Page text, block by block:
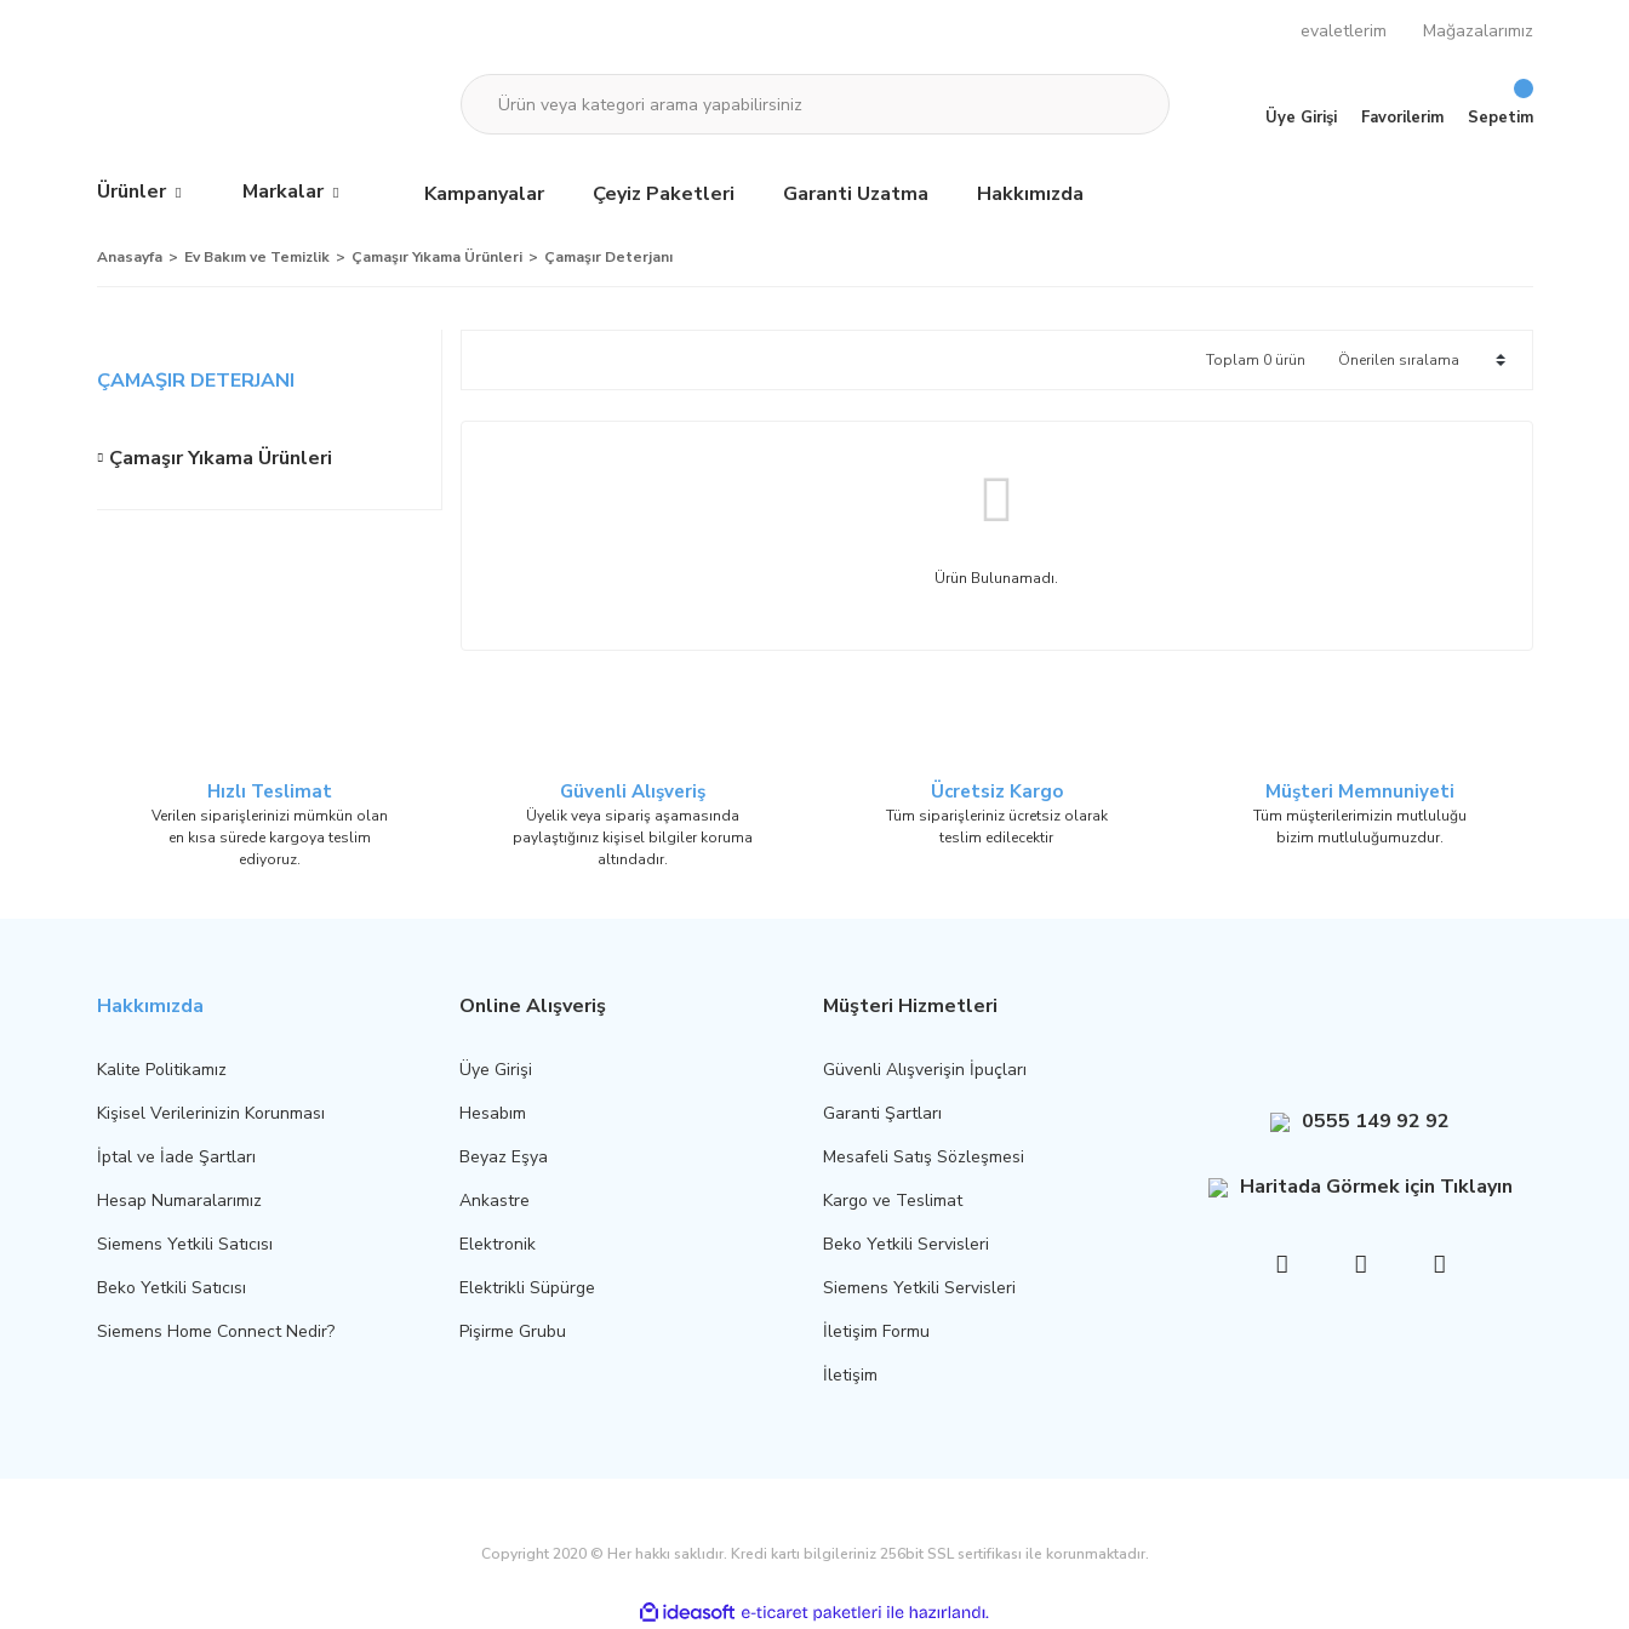
evaletlerim Mağazalarımız
Üye Girişi Favorilerim Sepetim
Ürünler Markalar Kampanyalar Çeyiz Paketleri Garanti Uzatma Hakkımızda
Anasayfa Ev Bakım ve Temizlik Çamaşır Yıkama Ürünleri Çamaşır Deterjanı
ÇAMAŞIR DETERJANI
Çamaşır Yıkama Ürünleri
Toplam 0 ürün
Ürün Bulunamadı.
Hızlı Teslimat
Verilen siparişlerinizi mümkün olan
en kısa sürede kargoya teslim
ediyoruz.
Güvenli Alışveriş
Üyelik veya sipariş aşamasında
paylaştığınız kişisel bilgiler koruma
altındadır.
Ücretsiz Kargo
Tüm siparişleriniz ücretsiz olarak
teslim edilecektir
Müşteri Memnuniyeti
Tüm müşterilerimizin mutluluğu
bizim mutluluğumuzdur.
Hakkımızda
Kalite Politikamız
Kişisel Verilerinizin Korunması
İptal ve İade Şartları
Hesap Numaralarımız
Siemens Yetkili Satıcısı
Beko Yetkili Satıcısı
Siemens Home Connect Nedir?
Online Alışveriş
Üye Girişi
Hesabım
Beyaz Eşya
Ankastre
Elektronik
Elektrikli Süpürge
Pişirme Grubu
Müşteri Hizmetleri
Güvenli Alışverişin İpuçları
Garanti Şartları
Mesafeli Satış Sözleşmesi
Kargo ve Teslimat
Beko Yetkili Servisleri
Siemens Yetkili Servisleri
İletişim Formu
İletişim
0555 149 92 92
Haritada Görmek için Tıklayın
Copyright 2020 © Her hakkı saklıdır. Kredi kartı bilgileriniz 256bit SSL sertifikası ile korunmaktadır.
ideasoft
e-